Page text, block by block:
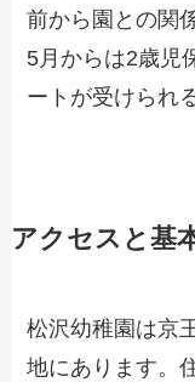
前から園との関
5月からは2歳児
ートが受けられ
アクセスと基
松沢幼稚園は京
地にあります。